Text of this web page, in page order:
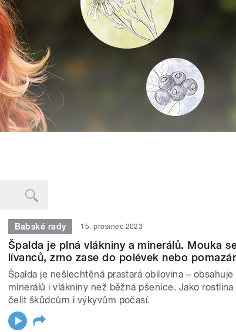
Babské rady 15. prosinec 2023
Špalda je plná vlákniny a minerálů. Mouka
lívanců, zrno zase do polévek nebo
Špalda je nešlechtěná prastará obilovina –
minerálů i vlákniny než běžná pšenice. Jako
čelit škůdcům i výkyvům počasí.